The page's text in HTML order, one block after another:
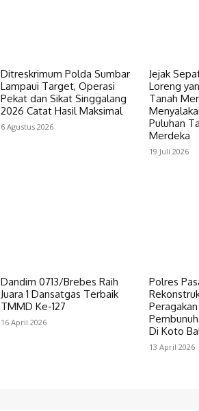
Ditreskrimum Polda Sumbar
Lampaui Target, Operasi
Pekat dan Sikat Singgalang
2026 Catat Hasil Maksimal
6 Agustus 2026
Jejak
Loreng
Tanah
Puluhan
Merdeka
19 Juli 2026
Dandim 0713/Brebes Raih
Juara 1 Dansatgas Terbaik
TMMD Ke-127
16 April 2026
Polres
Di Koto
13 April 2026